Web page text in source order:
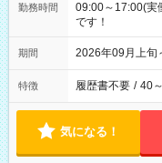
勤務時間
09:00～17:00(
です！
期間 2026年09月上
特徴 履歴書不要 / 40
気になる！